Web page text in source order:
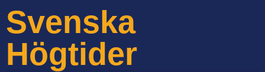
Svenska
Högtider